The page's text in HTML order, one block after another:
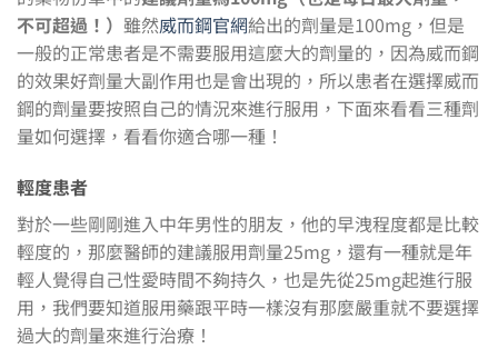
不可超過！） 雖然威而鋼官網給出的劑量是100mg，但是
一般的正常患者是不需要服用這麼大的劑量的，因為威而鋼
的效果好劑量大副作用也是會出現的，所以患者在選擇威而
鋼的劑量要按照自己的情況來進行服用，下面來看看三種劑
量如何選擇，看看你適合哪一種！
輕度患者
對於一些剛剛進入中年男性的朋友，他的早洩程度都是比較
輕度的，那麼醫師的建議服用劑量25mg，還有一種就是年
輕人覺得自己性愛時間不夠持久，也是先從25mg起進行服
用，我們要知道服用藥跟平時一樣沒有那麼嚴重就不要選擇
過大的劑量來進行治療！